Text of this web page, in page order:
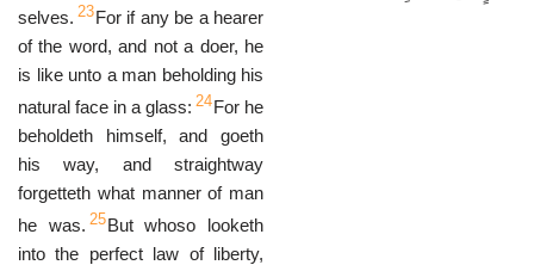
selves. 23For if any be a hearer
of the word, and not a doer, he
is like unto a man beholding his
natural face in a glass: 24For he
beholdeth himself, and goeth
his way, and straightway
forgetteth what manner of man
he was. 25But whoso looketh
into the perfect law of liberty,